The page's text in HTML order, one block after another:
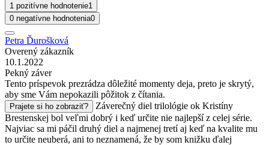
1 pozitívne hodnotenie1
0 negatívne hodnotenia0
Petra Ďurošková
Overený zákazník
10.1.2022
Pekný záver
Tento príspevok prezrádza dôležité momenty deja, preto je skrytý,
aby sme Vám nepokazili pôžitok z čítania.
Prajete si ho zobraziť?
Záverečný diel trilológie ok Kristíny
Brestenskej bol veľmi dobrý i keď určite nie najlepší z celej série.
Najviac sa mi páčil druhý diel a najmenej tretí aj keď na kvalite mu
to určite neuberá, ani to neznamená, že by som knižku ďalej